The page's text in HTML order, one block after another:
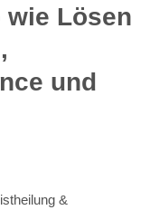
wie Lösen
und
&